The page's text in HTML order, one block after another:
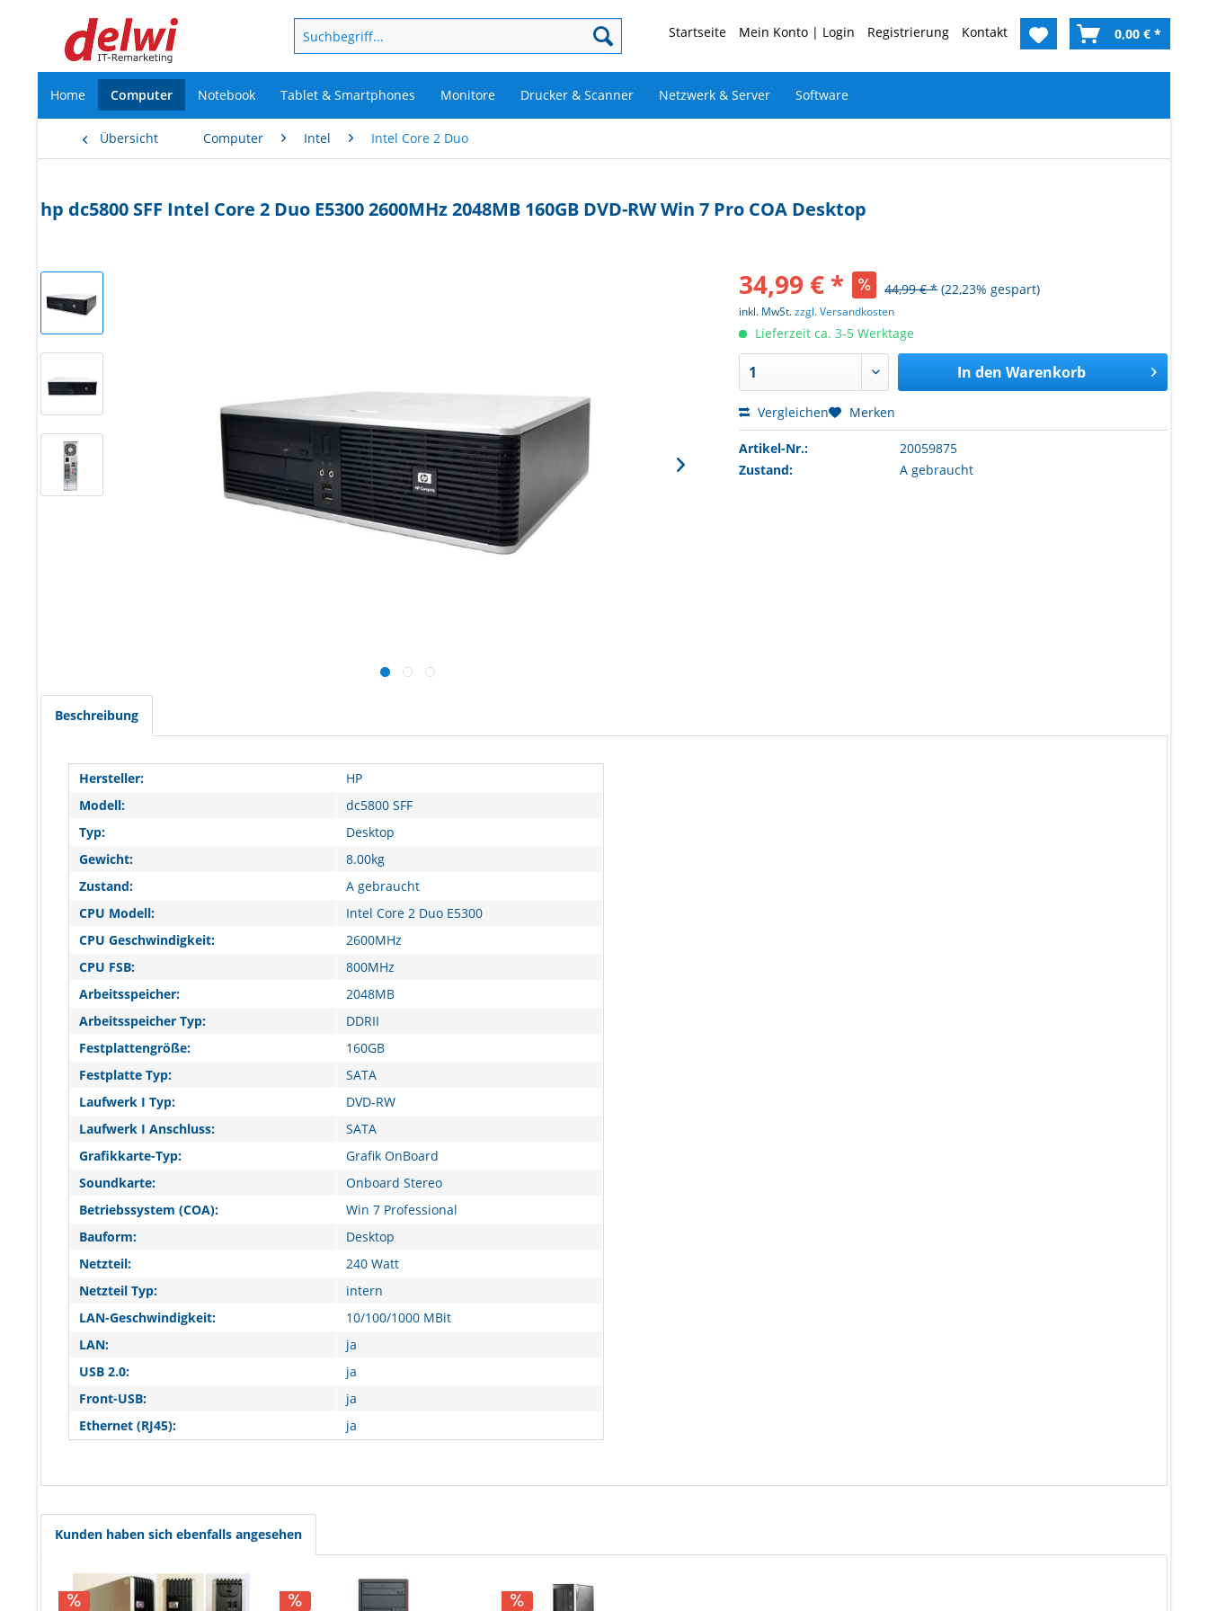
Startseite Mein Konto | Login Registrierung Kontakt 0,00 € *
Home Computer Notebook Tablet & Smartphones Monitore Drucker & Scanner Netzwerk & Server Software
Übersicht Computer Intel Intel Core 2 Duo
hp dc5800 SFF Intel Core 2 Duo E5300 2600MHz 2048MB 160GB DVD-RW Win 7 Pro COA Desktop
34,99 € * 44,99 € * (22,23% gespart)
inkl. MwSt.zzgl. Versandkosten
Lieferzeit ca. 3-5 Werktage
In den Warenkorb
Vergleichen Merken
Artikel-Nr.:
20059875
Zustand:
A gebraucht
Beschreibung
Hersteller:
HP
Modell:
dc5800 SFF
Typ:
Desktop
Gewicht:
8.00kg
Zustand:
A gebraucht
CPU Modell:
Intel Core 2 Duo E5300
CPU Geschwindigkeit:
2600MHz
CPU FSB:
800MHz
Arbeitsspeicher:
2048MB
Arbeitsspeicher Typ:
DDRII
Festplattengröße:
160GB
Festplatte Typ:
SATA
Laufwerk I Typ:
DVD-RW
Laufwerk I Anschluss:
SATA
Grafikkarte-Typ:
Grafik OnBoard
Soundkarte:
Onboard Stereo
Betriebssystem (COA):
Win 7 Professional
Bauform:
Desktop
Netzteil:
240 Watt
Netzteil Typ:
intern
LAN-Geschwindigkeit:
10/100/1000 MBit
LAN:
ja
USB 2.0:
ja
Front-USB:
ja
Ethernet (RJ45):
ja
Kunden haben sich ebenfalls angesehen